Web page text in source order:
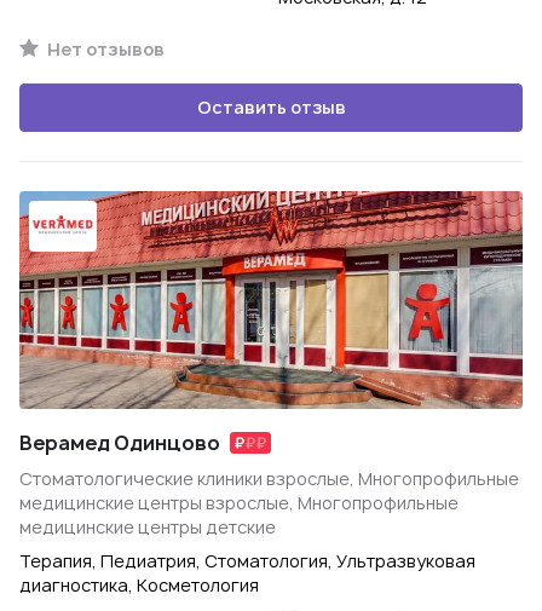
Нет отзывов
Оставить отзыв
Верамед Одинцово
Стоматологические клиники взрослые, Многопрофильные
медицинские центры взрослые, Многопрофильные
медицинские центры детские
Терапия, Педиатрия, Стоматология, Ультразвуковая
диагностика, Косметология